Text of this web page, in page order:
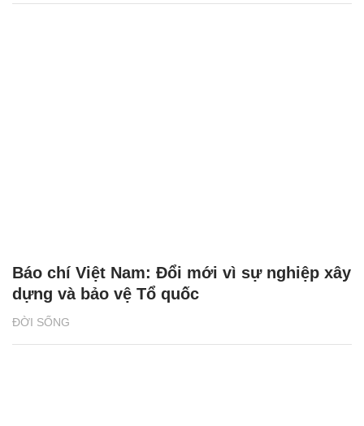
ĐỜI SỐNG
Báo chí Việt Nam: Đổi mới vì sự nghiệp xây
dựng và bảo vệ Tổ quốc